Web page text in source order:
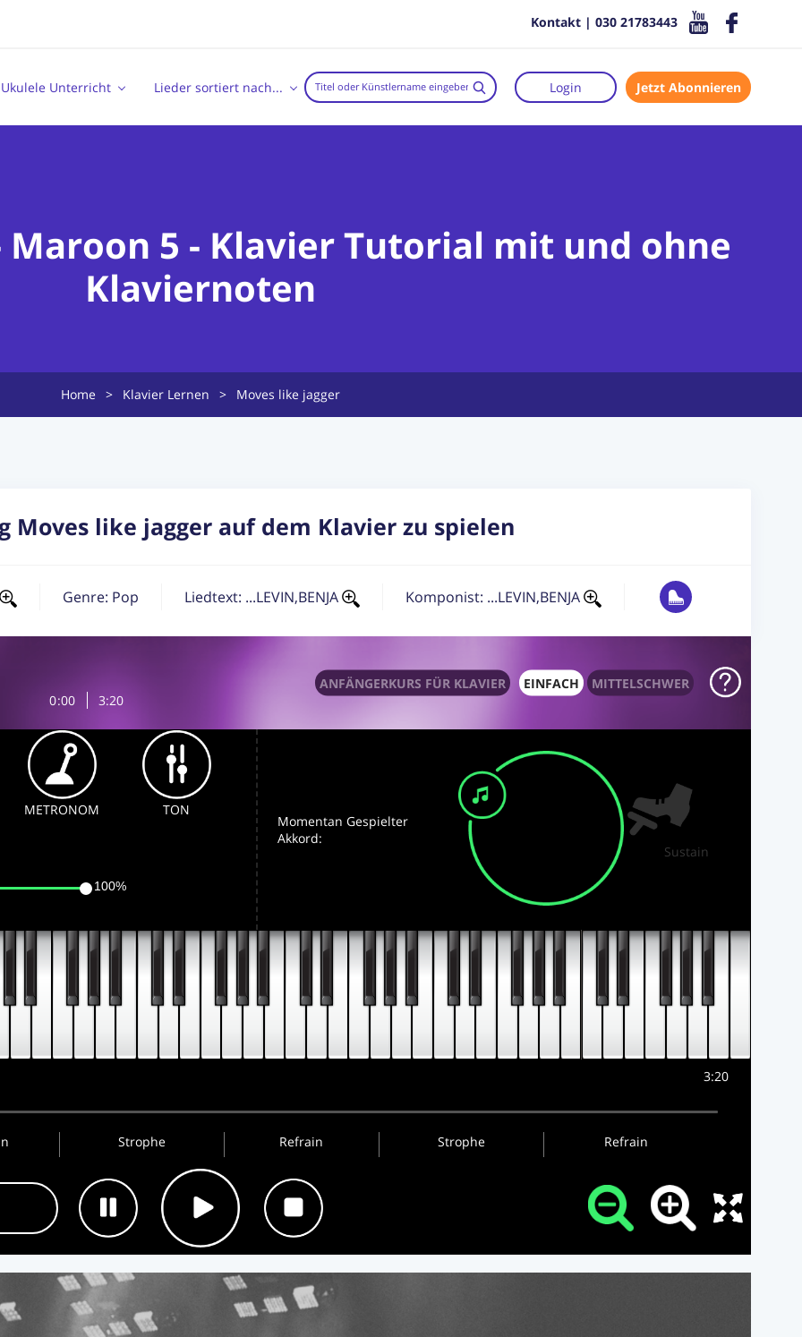
Kontakt | 030 21783443
Ukulele Unterricht Lieder sortiert nach... Login Jetzt Abonnieren
5 - Klavier Tutorial mit und ohne
Klaviernoten
Home > Klavier Lernen > Moves like jagger
Moves like jagger auf dem Klavier zu spielen
Genre: Pop Liedtext: ...LEVIN,BENJA Komponist: ...LEVIN,BENJA
0:00 3:20
MITTELSCHWER
EINFACH
ANFÄNGERKURS FÜR KLAVIER
METRONOM TON
100%
Momentan Gespielter
Akkord:
Sustain
3:20
Strophe Refrain Strophe Refrain